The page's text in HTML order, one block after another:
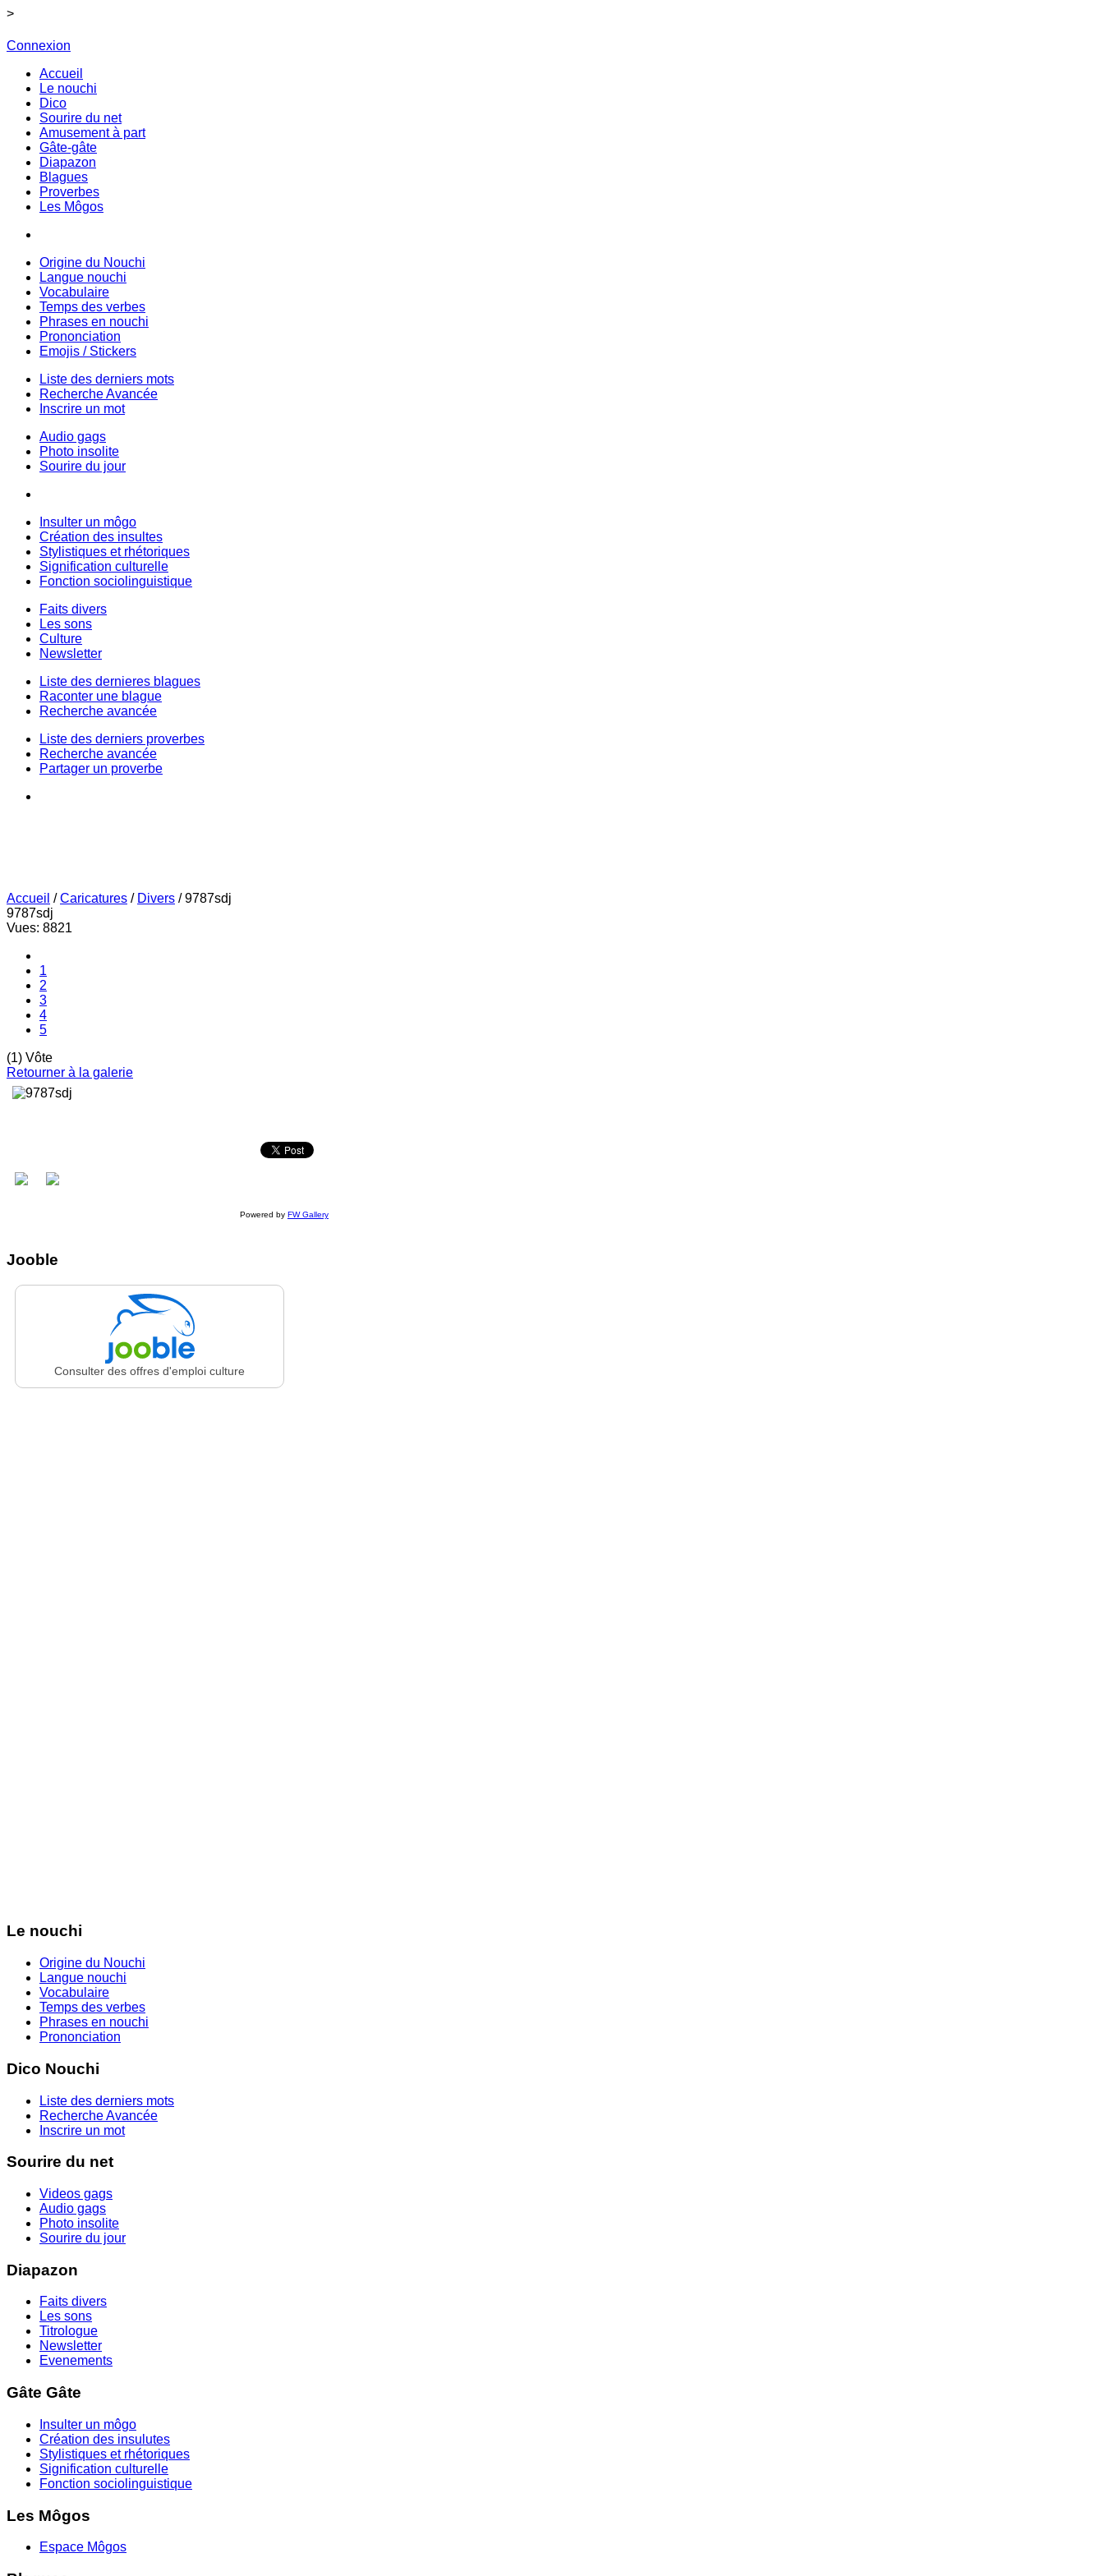
>
Connexion
Accueil
Le nouchi
Dico
Sourire du net
Amusement à part
Gâte-gâte
Diapazon
Blagues
Proverbes
Les Môgos
Origine du Nouchi
Langue nouchi
Vocabulaire
Temps des verbes
Phrases en nouchi
Prononciation
Emojis / Stickers
Liste des derniers mots
Recherche Avancée
Inscrire un mot
Audio gags
Photo insolite
Sourire du jour
Insulter un môgo
Création des insultes
Stylistiques et rhétoriques
Signification culturelle
Fonction sociolinguistique
Faits divers
Les sons
Culture
Newsletter
Liste des dernieres blagues
Raconter une blague
Recherche avancée
Liste des derniers proverbes
Recherche avancée
Partager un proverbe
Accueil /Caricatures / Divers /9787sdj
9787sdj
Vues: 8821
1
2
3
4
5
(1) Vôte
Retourner à la galerie
Powered by FW Gallery
Jooble
Consulter des offres d'emploi culture
Le nouchi
Origine du Nouchi
Langue nouchi
Vocabulaire
Temps des verbes
Phrases en nouchi
Prononciation
Dico Nouchi
Liste des derniers mots
Recherche Avancée
Inscrire un mot
Sourire du net
Videos gags
Audio gags
Photo insolite
Sourire du jour
Diapazon
Faits divers
Les sons
Titrologue
Newsletter
Evenements
Gâte Gâte
Insulter un môgo
Création des insulutes
Stylistiques et rhétoriques
Signification culturelle
Fonction sociolinguistique
Les Môgos
Espace Môgos